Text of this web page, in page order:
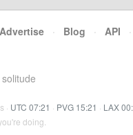
Advertise · Blog · API ·
· UTC 07:21 · PVG 15:21 · LAX
doing.